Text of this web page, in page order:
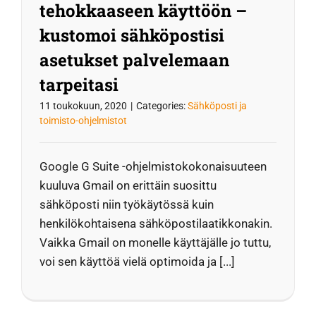
tehokkaaseen käyttöön –
kustomoi sähköpostisi
asetukset palvelemaan
tarpeitasi
11 toukokuun, 2020 | Categories:Sähköposti ja
toimisto-ohjelmistot
Google G Suite -ohjelmistokokonaisuuteen
kuuluva Gmail on erittäin suosittu
sähköposti niin työkäytössä kuin
henkilökohtaisena sähköpostilaatikkonakin.
Vaikka Gmail on monelle käyttäjälle jo tuttu,
voi sen käyttöä vielä optimoida ja [...]